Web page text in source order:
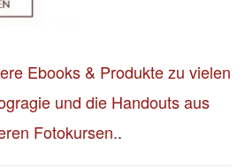
Ebooks & Produkte zu vielen
und die Handouts aus
Fotokursen..